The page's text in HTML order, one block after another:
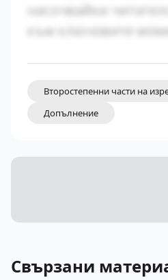
насочвайки
към ключовите
Второстепенни части на
Допълнение
Свързани